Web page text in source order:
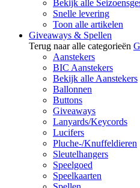
Bekijk alle
Snelle levering
Toon alle artikelen
Giveaways & Spellen
Terug naar alle categorieën
Aanstekers
BIC Aanstekers
Bekijk alle Aanstekers
Ballonnen
Buttons
Giveaways
Lanyards/Keycords
Lucifers
Pluche-/Knuffeldieren
Sleutelhangers
Speelgoed
Speelkaarten